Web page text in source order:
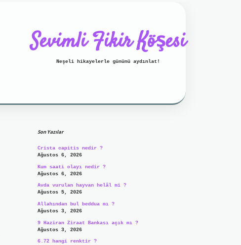
Sevimli Fikir Köşesi
Neşeli hikayelerle gününü aydınlat!
Son Yazılar
Crista capitis nedir ?
Ağustos 6, 2026
Kum saati olayı nedir ?
Ağustos 6, 2026
Avda vurulan hayvan helâl mi ?
Ağustos 5, 2026
Allahından bul beddua mı ?
Ağustos 3, 2026
9 Haziran Ziraat Bankası açık mı ?
Ağustos 3, 2026
6.72 hangi renktir ?